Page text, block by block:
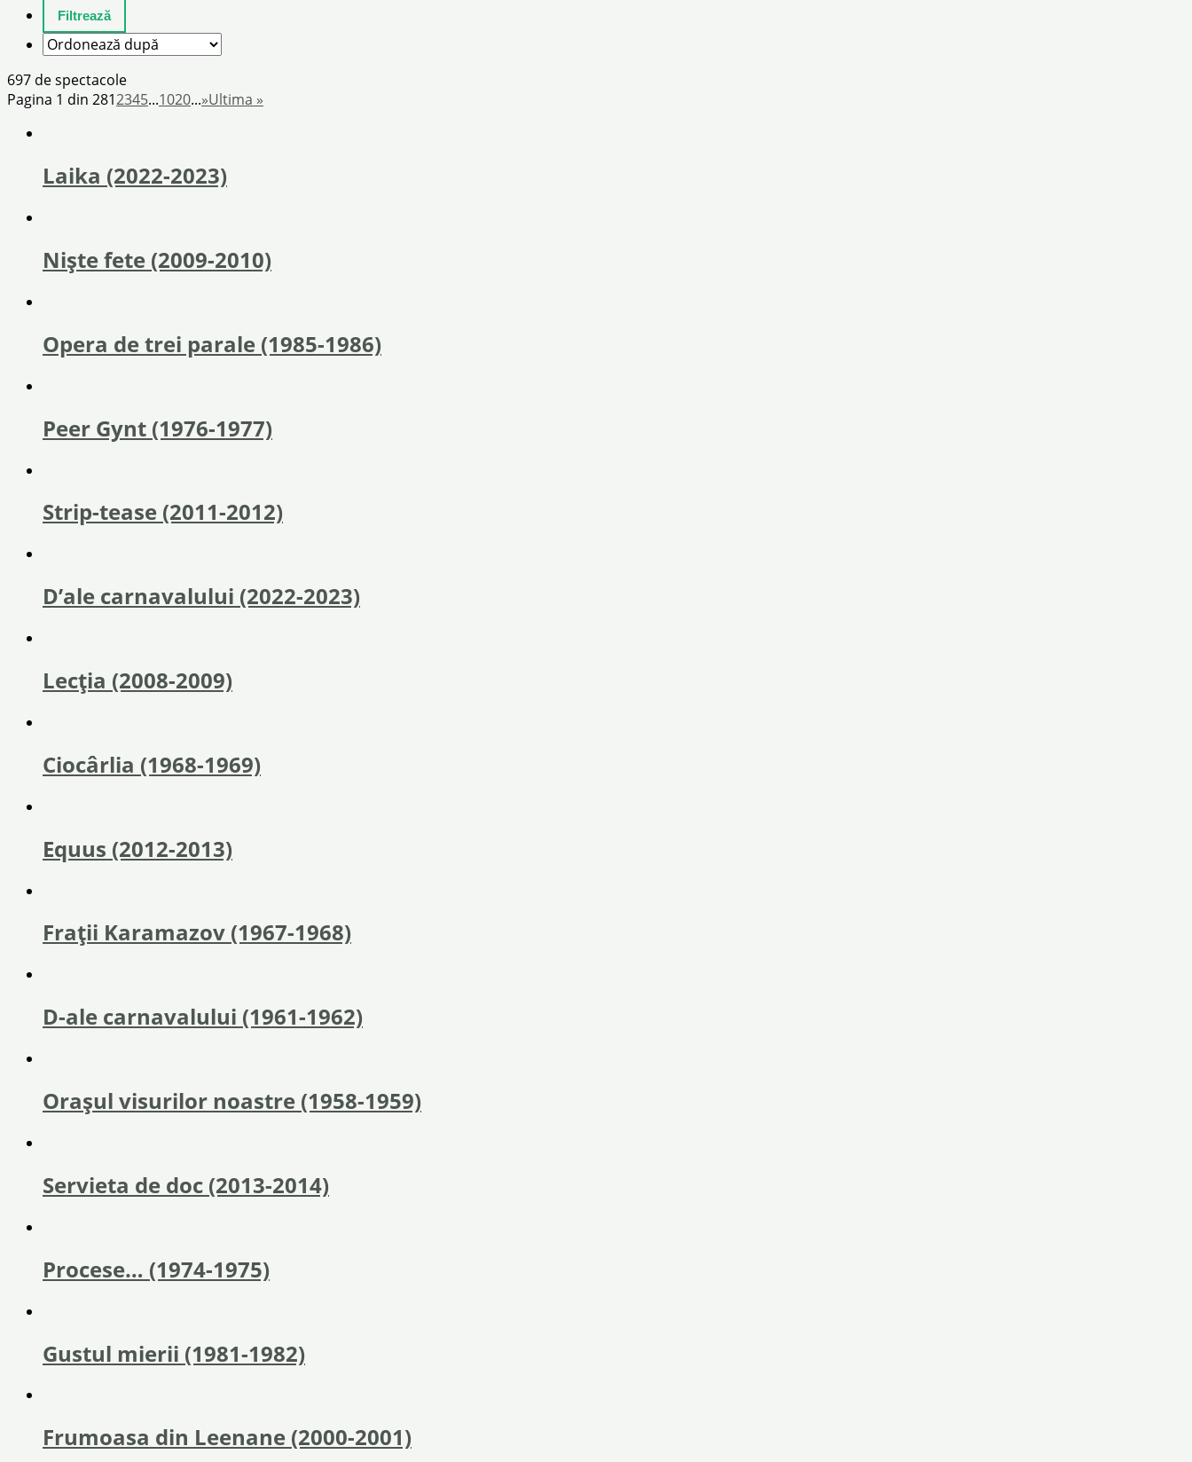
697 de spectacole
Pagina 1 din 2812345...1020...»Ultima »
Laika (2022-2023)
Nişte fete (2009-2010)
Opera de trei parale (1985-1986)
Peer Gynt (1976-1977)
Strip-tease (2011-2012)
D’ale carnavalului (2022-2023)
Lecția (2008-2009)
Ciocârlia (1968-1969)
Equus (2012-2013)
Fraţii Karamazov (1967-1968)
D-ale carnavalului (1961-1962)
Orașul visurilor noastre (1958-1959)
Servieta de doc (2013-2014)
Procese… (1974-1975)
Gustul mierii (1981-1982)
Frumoasa din Leenane (2000-2001)